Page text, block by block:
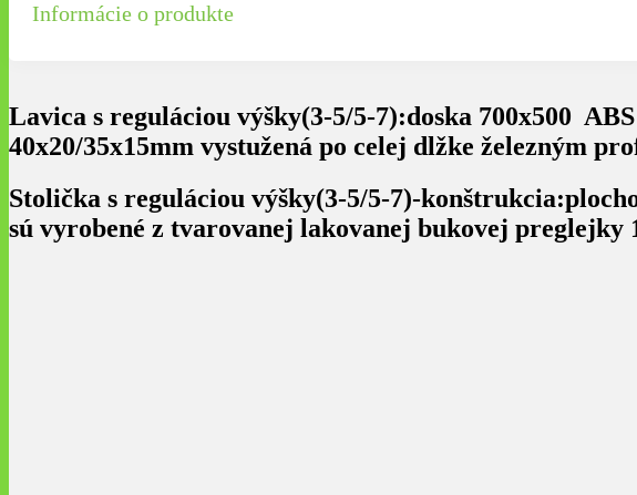
Informácie o produkte
Lavica s reguláciou výšky(3-5/5-7):doska 700x500
40x20/35x15mm vystužená po celej dlžke železným
Stolička s reguláciou výšky(3-5/5-7)-
sú vyrobené z tvarovanej lakovanej bukovej preglejky